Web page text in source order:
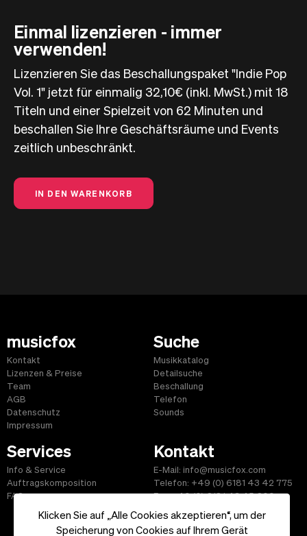
Klicken Sie auf „Alle Cookies akzeptieren“, um der
Speicherung von Cookies auf Ihrem Gerät
Einmal lizenzieren - immer
verwenden!
Lizenzieren Sie das Beschallungspaket "Indie Pop
Vol. 1" jetzt für einmalig 32,10€ (inkl. MwSt.) mit 18
Titeln und einer Spielzeit von 62 Minuten und
beschallen Sie Ihre Geschäftsräume und Events
zeitlich unbeschränkt.
IN DEN WARENKORB
musicfox
Kontakt
Lizenzen & Preise
Team
AGB
Datenschutz
Impressum
Suche
Musikkatalog
Detailsuche
Beschallung
Telefon
Sounds
Services
Info & Service
Auftragskomposition
FAQ
Kontakt
E-Mail: info@musicfox.com
Telefon: +49 (0) 6181 43 42 775
Fax: +49 (0) 6181 43 45 609